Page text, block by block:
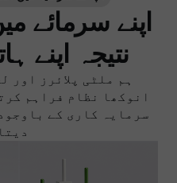
اپنے سرمائے
نتیجہ اپنے
ہم ملٹی پلائرز اور
انوکھا نظام فراہم
سرمایہ کاری کے